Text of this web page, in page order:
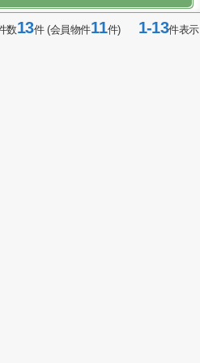
数13件 (会員物件11件)1-13件表示